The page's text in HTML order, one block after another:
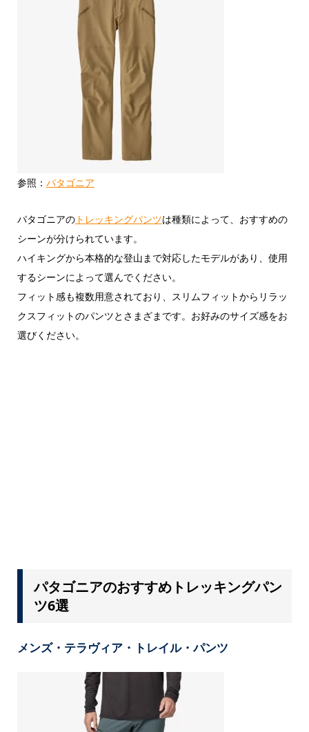
参照： パタゴニア
パタゴニアのトレッキングパンツは種類によって、おすすめの
シーンが分けられています。
ハイキングから本格的な登山まで対応したモデルがあり、使用
するシーンによって選んでください。
フィット感も複数用意されており、スリムフィットからリラッ
クスフィットのパンツとさまざまです。お好みのサイズ感をお
選びください。
パタゴニアのおすすめトレッキングパン
ツ6選
メンズ・テラヴィア・トレイル・パンツ